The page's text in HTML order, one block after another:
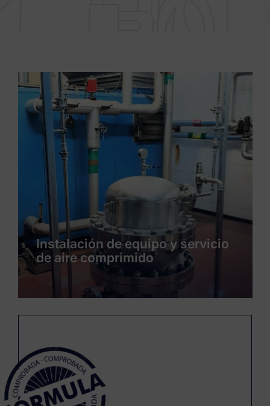
Instalación de servicios y
producto de un nueva línea de
envasado